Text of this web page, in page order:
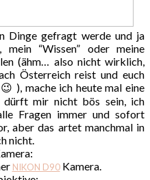
Dinge gefragt werde und ja
mein “Wissen” oder meine
(ähm… also nicht wirklich,
Österreich reist und euch
), mache ich heute mal eine
dürft mir nicht bös sein, ich
Fragen immer und sofort
aber das artet manchmal in
nicht.
NIKON D90Kamera.